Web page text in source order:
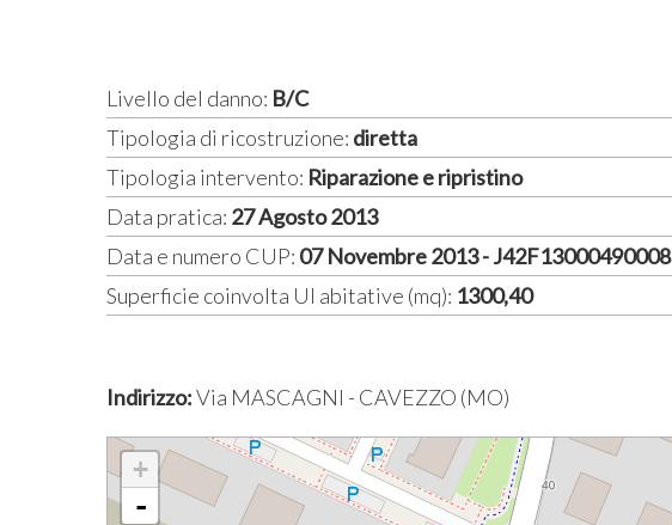
Livello del danno: B/C
Tipologia di ricostruzione: diretta
Tipologia intervento: Riparazione e ripristino
Data pratica: 27 Agosto 2013
Data e numero CUP: 07 Novembre 2013 - J42F13000490008
Superficie coinvolta UI abitative (mq): 1300,40
Indirizzo:Via MASCAGNI - CAVEZZO (MO)
+
-